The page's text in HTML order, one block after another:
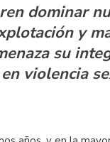
dominar
y
su
violencia